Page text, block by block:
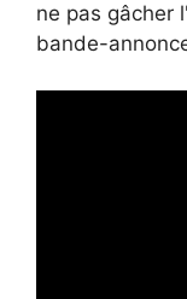
ne pas gâcher
bande-